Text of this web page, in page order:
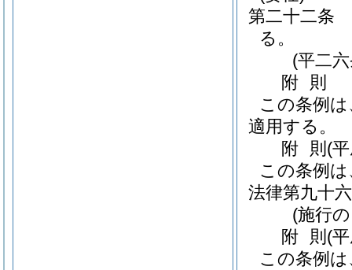
第二十二条
る。
(平二
附 則
この条例
適用する。
附 則 (
この条例
法律第九十
(施行
附 則 (
この条例